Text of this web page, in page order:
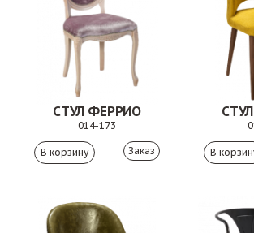
СТУЛ ФЕРРИО
014-173
Заказ